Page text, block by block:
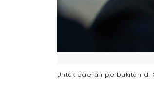
Untuk daerah perbukitan